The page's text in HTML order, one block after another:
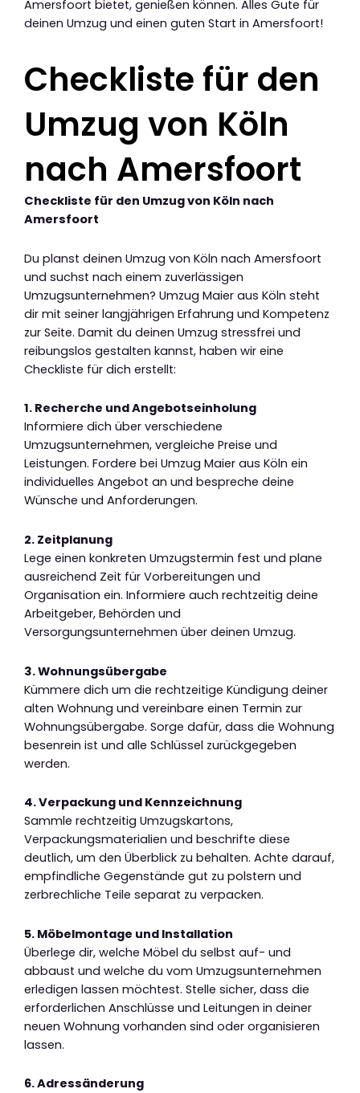
Amersfoort bietet, genießen können. Alles Gute für
deinen Umzug und einen guten Start in Amersfoort!
Checkliste für den
Umzug von Köln
nach Amersfoort
Checkliste für den Umzug von Köln nach
Amersfoort
Du planst deinen Umzug von Köln nach Amersfoort
und suchst nach einem zuverlässigen
Umzugsunternehmen? Umzug Maier aus Köln steht
dir mit seiner langjährigen Erfahrung und Kompetenz
zur Seite. Damit du deinen Umzug stressfrei und
reibungslos gestalten kannst, haben wir eine
Checkliste für dich erstellt:
1. Recherche und Angebotseinholung
Informiere dich über verschiedene
Umzugsunternehmen, vergleiche Preise und
Leistungen. Fordere bei Umzug Maier aus Köln ein
individuelles Angebot an und bespreche deine
Wünsche und Anforderungen.
2. Zeitplanung
Lege einen konkreten Umzugstermin fest und plane
ausreichend Zeit für Vorbereitungen und
Organisation ein. Informiere auch rechtzeitig deine
Arbeitgeber, Behörden und
Versorgungsunternehmen über deinen Umzug.
3. Wohnungsübergabe
Kümmere dich um die rechtzeitige Kündigung deiner
alten Wohnung und vereinbare einen Termin zur
Wohnungsübergabe. Sorge dafür, dass die Wohnung
besenrein ist und alle Schlüssel zurückgegeben
werden.
4. Verpackung und Kennzeichnung
Sammle rechtzeitig Umzugskartons,
Verpackungsmaterialien und beschrifte diese
deutlich, um den Überblick zu behalten. Achte darauf,
empfindliche Gegenstände gut zu polstern und
zerbrechliche Teile separat zu verpacken.
5. Möbelmontage und Installation
Überlege dir, welche Möbel du selbst auf- und
abbaust und welche du vom Umzugsunternehmen
erledigen lassen möchtest. Stelle sicher, dass die
erforderlichen Anschlüsse und Leitungen in deiner
neuen Wohnung vorhanden sind oder organisieren
lassen.
6. Adressänderung